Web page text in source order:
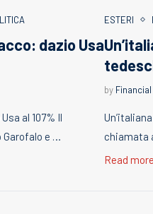
dazio Usa
al 107% Il
e …
ESTERI
by
chiamata
Read more